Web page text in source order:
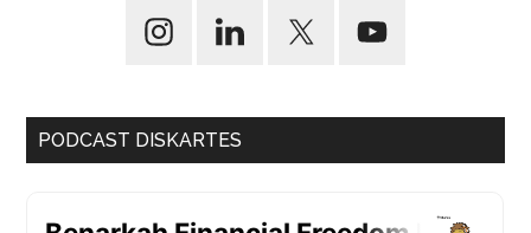
PODCAST DISKARTES